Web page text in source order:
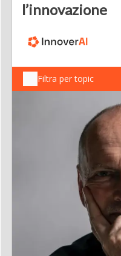
l’innovazione
Filtra per topic